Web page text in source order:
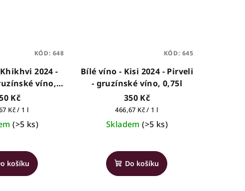
2024 -
víno,
Kč
Kč / 1 l
(>5 ks)
košíku
KÓD: 648
Bílé víno - Kisi 2024 - Pirveli
- gruzínské víno, 0,75l
350 Kč
Měrná
cena:
466,67 Kč / 1 l
Skladem(>5 ks)
Do košíku
KÓD: 645